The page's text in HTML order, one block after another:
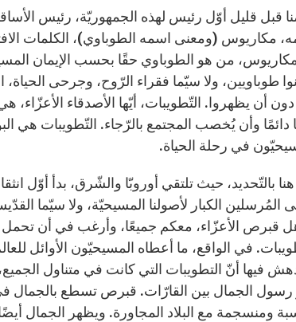
قبل قليل أوّل رئيس لهذه الجمهوريّة، رئيس
من هو الطوباوي حقًا بحسب الإيمان
طوباويين، ولا سيّما فقراء الرّوح، وجرحى
أن يظهروا. التّطويبات، أيّها الأصدقاء
دائمًا وأن يُخصب المجتمع بالرّجاء. التّطويبات هي
في رحلة الحياة.
بالتّحديد، حيث تلتقي أوروبّا والشّرق، بدأ أوّل
المُرسلين الكبار لأصولنا المسيحيّة، ولا سيّما
قبرص الأعزّاء، معكم جميعًا، وأرغب في أن تحمل
في الواقع، ما أعطاه المسيحيّون الأوائل
فيها أنّ التطويبات التي كانت في متناول
رسول الجمال بين القارّات. قبرص تسطع بالجمال
ومنسجمة مع البلاد المجاورة. ويظهر الجمال